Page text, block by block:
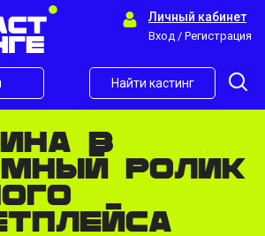
Личный кабинет
Вход / Регистрация
Найти кастинг
в
ролик